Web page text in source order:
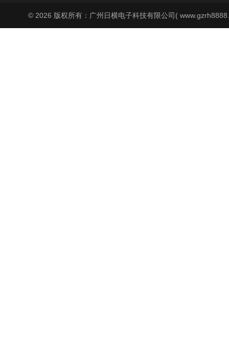
© 2026 版权所有：广州日横电子科技有限公司(